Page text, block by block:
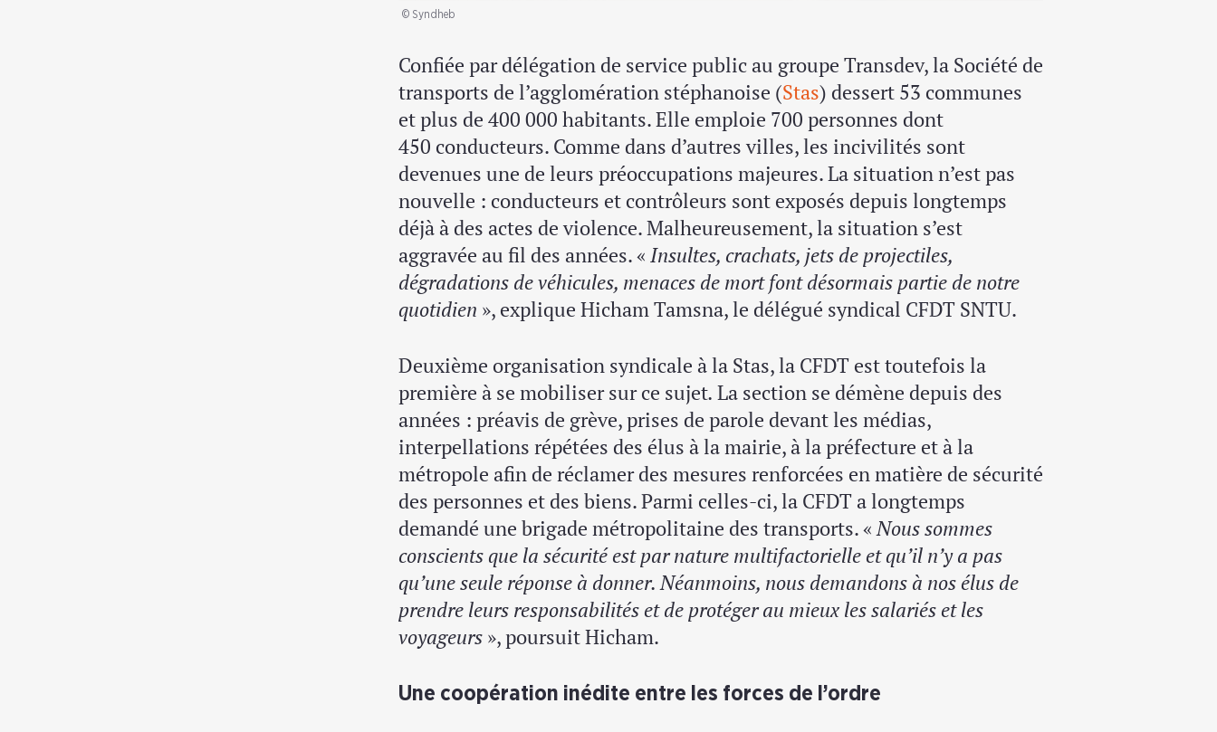
© Syndheb
Confiée par délégation de service public au groupe Transdev, la Société de
transports de l’agglomération stéphanoise (Stas) dessert 53 communes
et plus de 400 000 habitants. Elle emploie 700 personnes dont
450 conducteurs. Comme dans d’autres villes, les incivilités sont
devenues une de leurs préoccupations majeures. La situation n’est pas
nouvelle : conducteurs et contrôleurs sont exposés depuis longtemps
déjà à des actes de violence. Malheureusement, la situation s’est
aggravée au fil des années. « Insultes, crachats, jets de projectiles,
dégradations de véhicules, menaces de mort font désormais partie de notre
quotidien », explique Hicham Tamsna, le délégué syndical CFDT SNTU.
Deuxième organisation syndicale à la Stas, la CFDT est toutefois la
première à se mobiliser sur ce sujet. La section se démène depuis des
années : préavis de grève, prises de parole devant les médias,
interpellations répétées des élus à la mairie, à la préfecture et à la
métropole afin de réclamer des mesures renforcées en matière de sécurité
des personnes et des biens. Parmi celles-ci, la CFDT a longtemps
demandé une brigade métropolitaine des transports. «Nous sommes
conscients que la sécurité est par nature multifactorielle et qu’il n’y a pas
qu’une seule réponse à donner. Néanmoins, nous demandons à nos élus de
prendre leurs responsabilités et de protéger au mieux les salariés et les
voyageurs », poursuit Hicham.
Une coopération inédite entre les forces de l’ordre